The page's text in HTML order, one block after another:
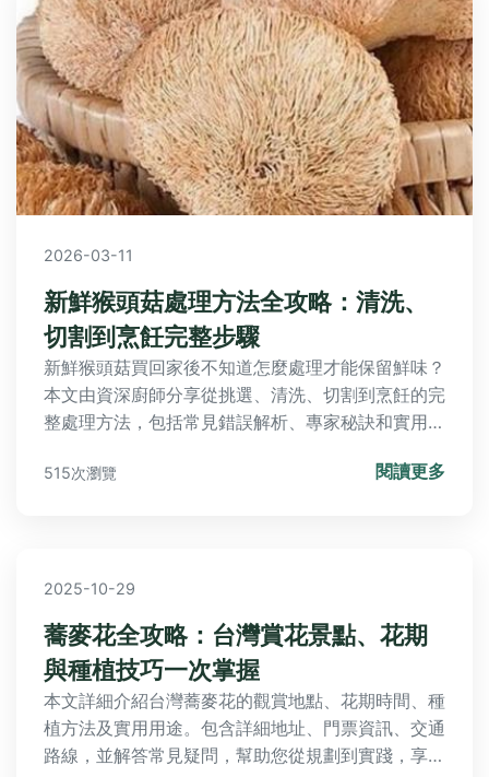
2026-03-11
新鮮猴頭菇處理方法全攻略：清洗、
切割到烹飪完整步驟
新鮮猴頭菇買回家後不知道怎麼處理才能保留鮮味？
本文由資深廚師分享從挑選、清洗、切割到烹飪的完
整處理方法，包括常見錯誤解析、專家秘訣和實用
率，讓家常菜升級為餐廳級美味。
515次瀏覽 閱讀更多
2025-10-29
蕎麥花全攻略：台灣賞花景點、花期
與種植技巧一次掌握
本文詳細介紹台灣蕎麥花的觀賞地點、花期時間、種
植方法及實用用途。包含詳細地址、門票資訊、交通
路線，並解答常見疑問，幫助您從規劃到實踐，享受